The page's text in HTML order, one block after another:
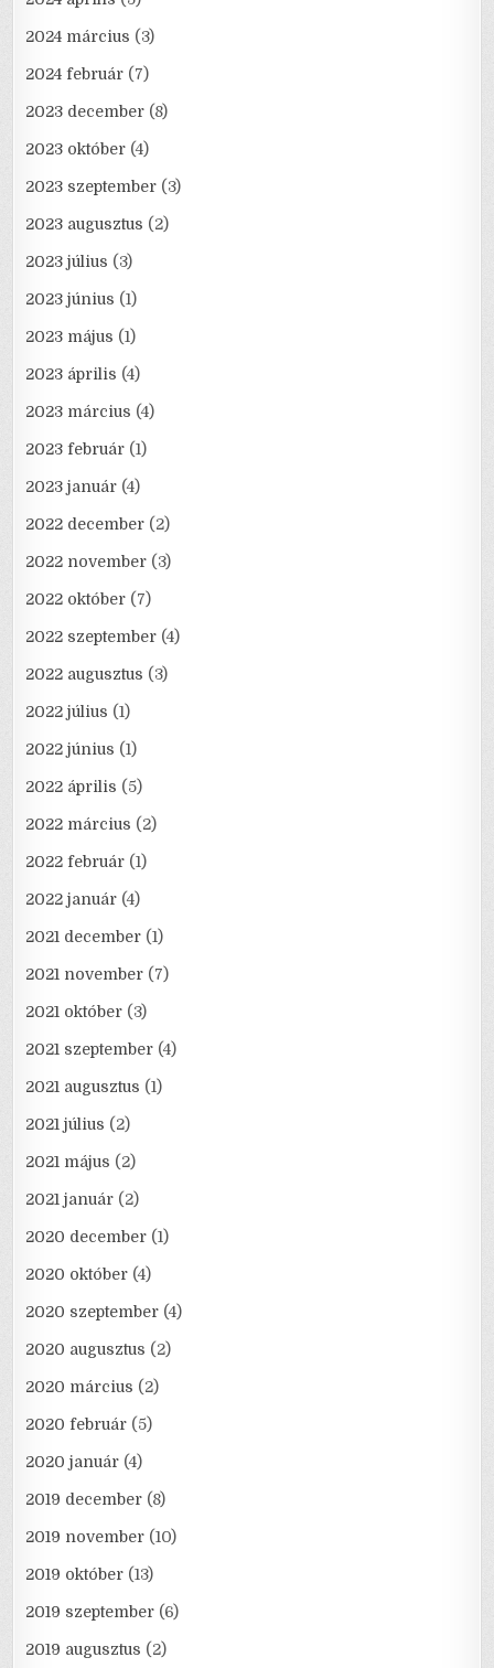
2024 március (3)
2024 február (7)
2023 december (8)
2023 október (4)
2023 szeptember (3)
2023 augusztus (2)
2023 július (3)
2023 június (1)
2023 május (1)
2023 április (4)
2023 március (4)
2023 február (1)
2023 január (4)
2022 december (2)
2022 november (3)
2022 október (7)
2022 szeptember (4)
2022 augusztus (3)
2022 július (1)
2022 június (1)
2022 április (5)
2022 március (2)
2022 február (1)
2022 január (4)
2021 december (1)
2021 november (7)
2021 október (3)
2021 szeptember (4)
2021 augusztus (1)
2021 július (2)
2021 május (2)
2021 január (2)
2020 december (1)
2020 október (4)
2020 szeptember (4)
2020 augusztus (2)
2020 március (2)
2020 február (5)
2020 január (4)
2019 december (8)
2019 november (10)
2019 október (13)
2019 szeptember (6)
2019 augusztus (2)